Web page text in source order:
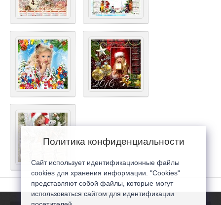
Политика конфиденциальности
Сайт использует идентификационные файлы
cookies для хранения информации. "Cookies"
представляют собой файлы, которые могут
использоваться сайтом для идентификации